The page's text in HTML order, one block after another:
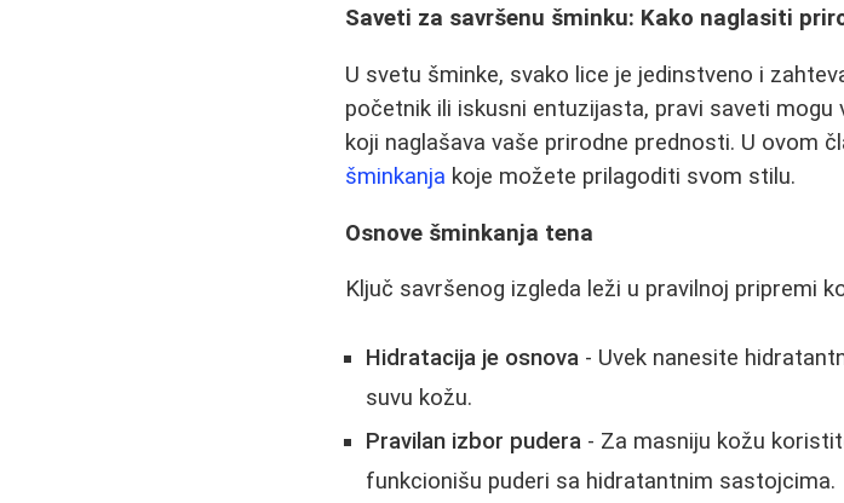
Saveti za savršenu šminku: Kako naglasiti
U svetu šminke, svako lice je jedinstveno i
početnik ili iskusni entuzijasta, pravi saveti
koji naglašava vaše prirodne prednosti. U ovom
šminkanja koje možete prilagoditi svom stilu.
Osnove šminkanja tena
Ključ savršenog izgleda leži u pravilnoj pripremi
Hidratacija je osnova - Uvek nanesite
suvu kožu.
Pravilan izbor pudera - Za masniju kožu
funkcionišu puderi sa hidratantnim sastojcima.